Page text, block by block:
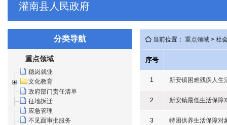
灌南县人民政府
分类导航
重点领域
稳岗就业
文化教育
政府部门责任清单
征地拆迁
应急管理
不见面审批服务
当前位置： 重点领域 > 社
序号
1 新安镇困难残疾人生
2 新安镇最低生活保障
3 特困供养生活保障对